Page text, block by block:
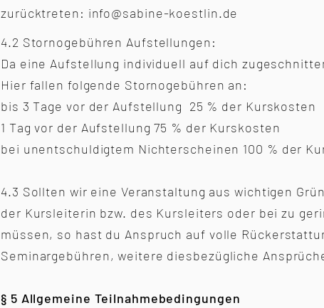
zurücktreten: info@sabine-koestlin.de
4.2 Stornogebühren Aufstellungen:
Da eine Aufstellung individuell auf dich
Hier fallen folgende Stornogebühren an:
bis 3 Tage vor der Aufstellung 25 % der Kurskosten
1 Tag vor der Aufstellung 75 % der Kurskosten
bei unentschuldigtem Nichterscheinen 100 % der
4.3 Sollten wir eine Veranstaltung aus wichtigen
der Kursleiterin bzw. des Kursleiters oder bei zu
müssen, so hast du Anspruch auf volle
Seminargebühren, weitere diesbezügliche
§ 5 Allgemeine Teilnahmebedingungen